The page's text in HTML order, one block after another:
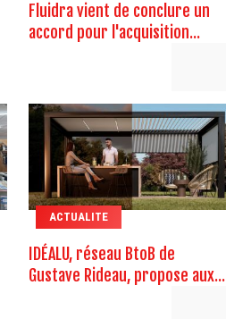
Fluidra vient de conclure un
accord pour l'acquisition...
ACTUALITE
IDÉALU, réseau BtoB de
Gustave Rideau, propose aux...